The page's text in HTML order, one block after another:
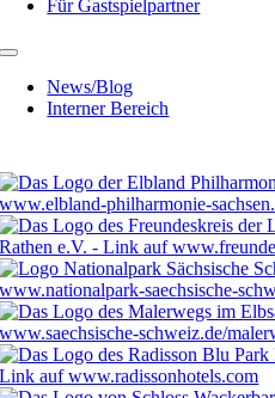
Für Gastspielpartner
News/Blog
Interner Bereich